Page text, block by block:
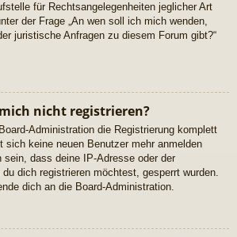
für Rechtsangelegenheiten jeglicher Art
der Frage „An wen soll ich mich wenden,
juristische Anfragen zu diesem Forum gibt?“
nicht registrieren?
Administration die Registrierung komplett
sich keine neuen Benutzer mehr anmelden
sein, dass deine IP-Adresse oder der
dich registrieren möchtest, gesperrt wurden.
dich an die Board-Administration.